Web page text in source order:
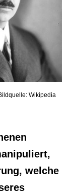
Wikipedia
welche